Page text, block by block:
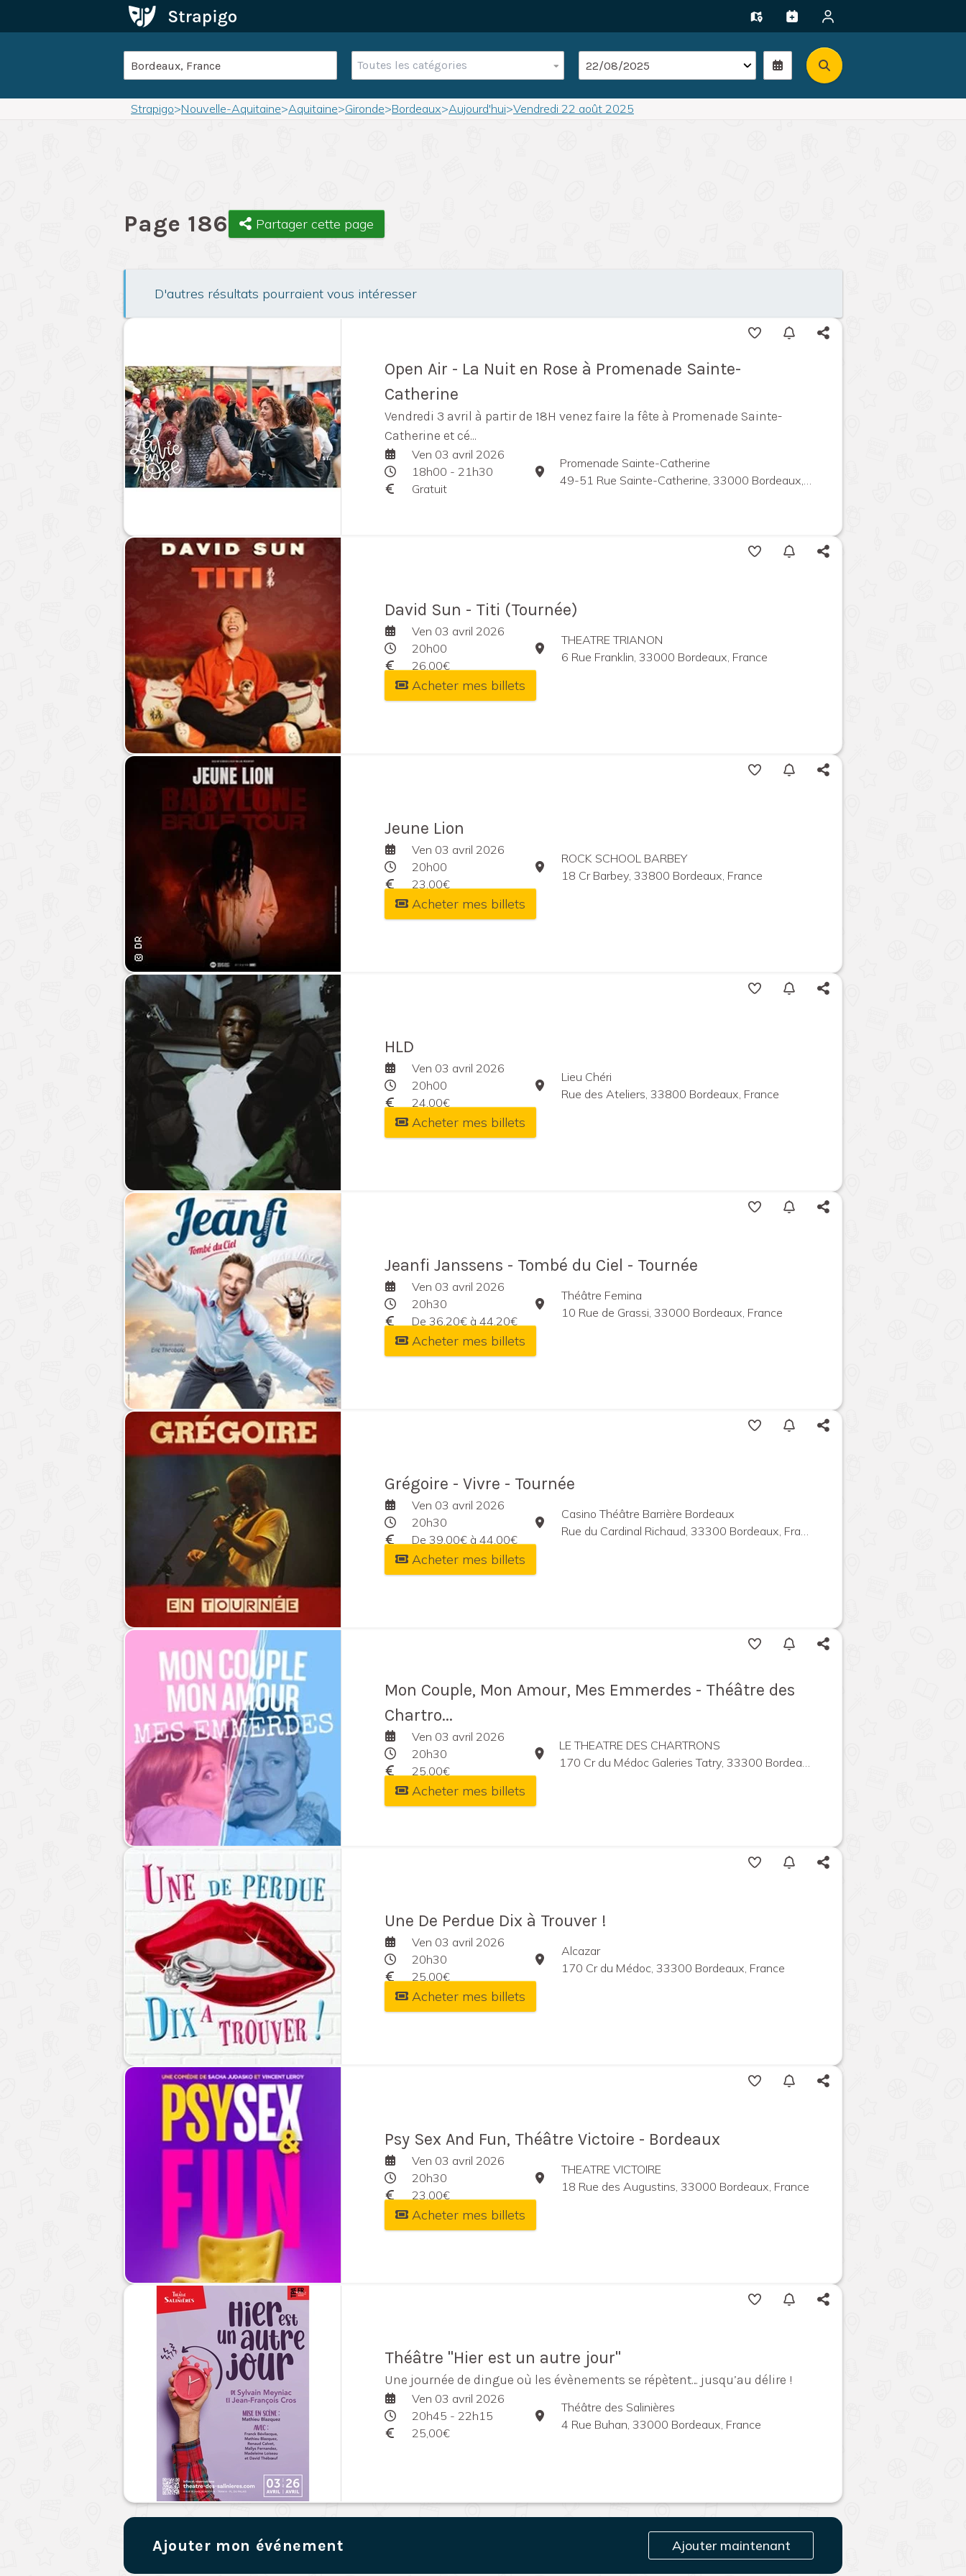
Toutes les catégories
Strapigo>Nouvelle-Aquitaine>Aquitaine>Gironde>Bordeaux>Aujourd'hui>Vendredi 22 août 2025
Page 186 Partager cette page
D'autres résultats pourraient vous intéresser
Open Air - La Nuit en Rose à Promenade Sainte-
Catherine
Vendredi 3 avril à partir de 18H venez faire la fête à Promenade Sainte-
Catherine et cé...
Ven 03 avril 2026
18h00 - 21h30
Gratuit
Promenade Sainte-Catherine
49-51 Rue Sainte-Catherine, 33000 Bordeaux, France
David Sun - Titi (Tournée)
Ven 03 avril 2026
20h00
26,00€
THEATRE TRIANON
6 Rue Franklin, 33000 Bordeaux, France
Acheter mes billets
Jeune Lion
Ven 03 avril 2026
20h00
23,00€
ROCK SCHOOL BARBEY
18 Cr Barbey, 33800 Bordeaux, France
Acheter mes billets
HLD
Ven 03 avril 2026
20h00
24,00€
Lieu Chéri
Rue des Ateliers, 33800 Bordeaux, France
Acheter mes billets
Jeanfi Janssens - Tombé du Ciel - Tournée
Ven 03 avril 2026
20h30
De 36,20€ à 44,20€
Théâtre Femina
10 Rue de Grassi, 33000 Bordeaux, France
Acheter mes billets
Grégoire - Vivre - Tournée
Ven 03 avril 2026
20h30
De 39,00€ à 44,00€
Casino Théâtre Barrière Bordeaux
Rue du Cardinal Richaud, 33300 Bordeaux, France
Acheter mes billets
Mon Couple, Mon Amour, Mes Emmerdes - Théâtre des
Chartro...
Ven 03 avril 2026
20h30
25,00€
LE THEATRE DES CHARTRONS
170 Cr du Médoc Galeries Tatry, 33300 Bordeaux, France
Acheter mes billets
Une De Perdue Dix à Trouver !
Ven 03 avril 2026
20h30
25,00€
Alcazar
170 Cr du Médoc, 33300 Bordeaux, France
Acheter mes billets
Psy Sex And Fun, Théâtre Victoire - Bordeaux
Ven 03 avril 2026
20h30
23,00€
THEATRE VICTOIRE
18 Rue des Augustins, 33000 Bordeaux, France
Acheter mes billets
Théâtre "Hier est un autre jour"
Une journée de dingue où les évènements se répètent… jusqu’au délire !
Ven 03 avril 2026
20h45 - 22h15
25,00€
Théâtre des Salinières
4 Rue Buhan, 33000 Bordeaux, France
Ajouter mon événement Ajouter maintenant